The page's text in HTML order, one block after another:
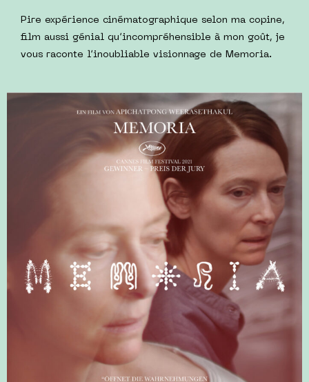
Pire expérience cinématographique selon ma copine,
film aussi génial qu’incompréhensible à mon goût, je
vous raconte l’inoubliable visionnage de Memoria.